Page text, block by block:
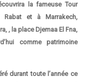
la fameuse Tour
Rabat et à Marrakech,
, la place Djemaa El Fna,
comme patrimoine
durant toute l’année ce